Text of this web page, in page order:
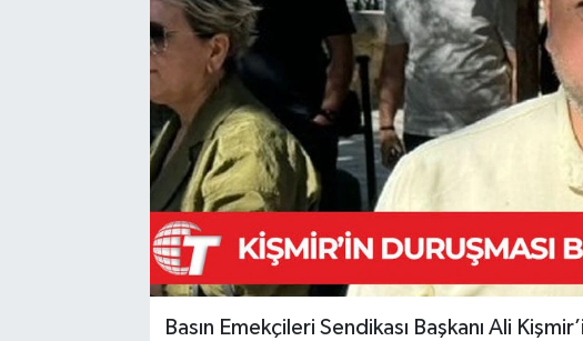
Basın Emekçileri Sendikası Başkanı Ali